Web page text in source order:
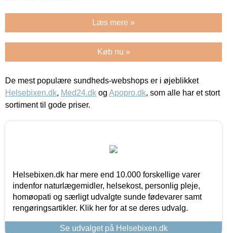
Læs mere »
Køb nu »
De mest populære sundheds-webshops er i øjeblikket
Helsebixen.dk, Med24.dk og Apopro.dk, som alle har et stort
sortiment til gode priser.
Helsebixen.dk har mere end 10.000 forskellige varer
indenfor naturlægemidler, helsekost, personlig pleje,
homøopati og særligt udvalgte sunde fødevarer samt
rengøringsartikler. Klik her for at se deres udvalg.
Se udvalget på Helsebixen.dk